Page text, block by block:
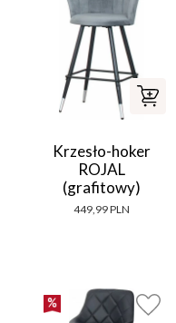
Krzesło-hoker
ROJAL
(grafitowy)
449,99 PLN